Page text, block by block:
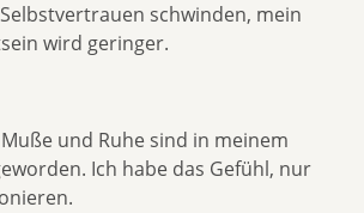
schwinden, mein
wird geringer.
und Ruhe sind in meinem
Ich habe das Gefühl, nur